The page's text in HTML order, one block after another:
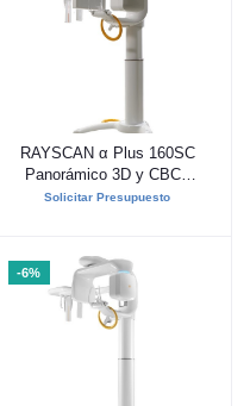
Añadir al carrito
RAYSCAN α Plus 160SC
Panorámico 3D y CBCT
con teleradiografía
Solicitar Presupuesto
-6%